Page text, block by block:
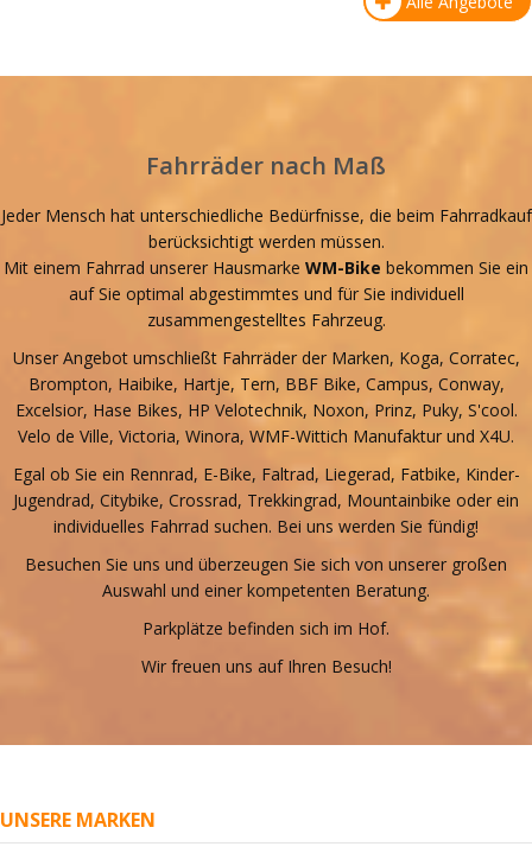
Fahrräder nach Maß
Jeder Mensch hat unterschiedliche Bedürfnisse, die beim Fahrradkauf
berücksichtigt werden müssen.
Mit einem Fahrrad unserer Hausmarke WM-Bike bekommen Sie ein
auf Sie optimal abgestimmtes und für Sie individuell
zusammengestelltes Fahrzeug.
Unser Angebot umschließt Fahrräder der Marken, Koga, Corratec,
Brompton, Haibike, Hartje, Tern, BBF Bike, Campus, Conway,
Excelsior, Hase Bikes, HP Velotechnik, Noxon, Prinz, Puky, S'cool.
Velo de Ville, Victoria, Winora, WMF-Wittich Manufaktur und X4U.
Egal ob Sie ein Rennrad, E-Bike, Faltrad, Liegerad, Fatbike, Kinder-
Jugendrad, Citybike, Crossrad, Trekkingrad, Mountainbike oder ein
individuelles Fahrrad suchen. Bei uns werden Sie fündig!
Besuchen Sie uns und überzeugen Sie sich von unserer großen
Auswahl und einer kompetenten Beratung.
Parkplätze befinden sich im Hof.
Wir freuen uns auf Ihren Besuch!
UNSERE MARKEN